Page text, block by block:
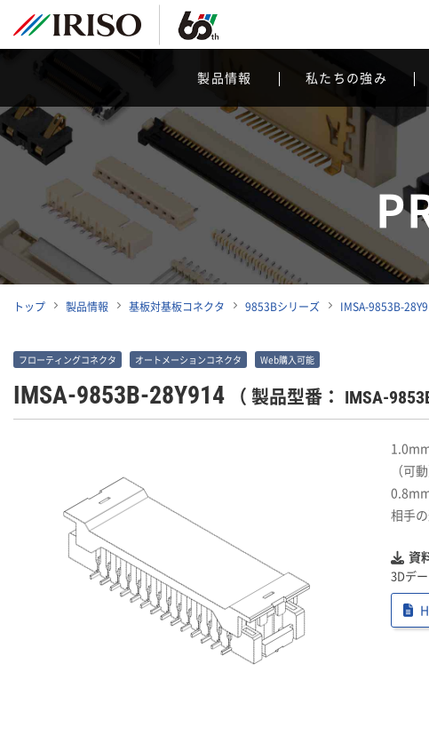
製品情報 私たちの強み
トップ 製品情報 基板対基板コネクタ 9853Bシリーズ IMSA-9853B-
フローティングコネクタ オートメーションコネクタ Web購入可能
IMSA-9853B-28Y914 （ 製品型番： IMSA-
（可
相手
資
3Dデ